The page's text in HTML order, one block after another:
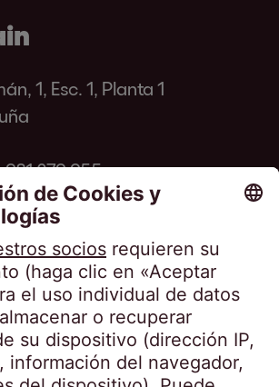
1, Esc. 1, Planta 1
079 955
931
de los clientes